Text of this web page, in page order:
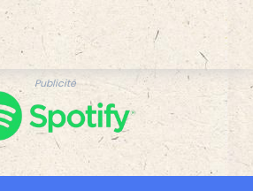
Publicité